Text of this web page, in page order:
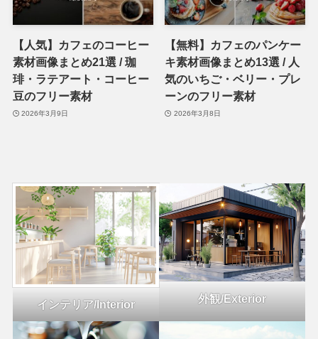
【人気】カフェのコーヒー
素材画像まとめ21選 / 珈
琲・ラテアート・コーヒー
豆のフリー素材
2026年3月9日
【無料】カフェのパンケー
キ素材画像まとめ13選 / 人
気のいちご・ベリー・プレ
ーンのフリー素材
2026年3月8日
インテリア/Interior 外観/Exterior